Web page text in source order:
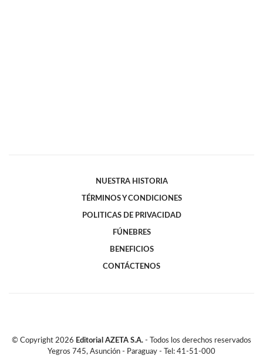
NUESTRA HISTORIA
TÉRMINOS Y CONDICIONES
POLITICAS DE PRIVACIDAD
FÚNEBRES
BENEFICIOS
CONTÁCTENOS
© Copyright 2026 Editorial AZETA S.A. - Todos los derechos reservados
Yegros 745, Asunción - Paraguay - Tel: 41-51-000